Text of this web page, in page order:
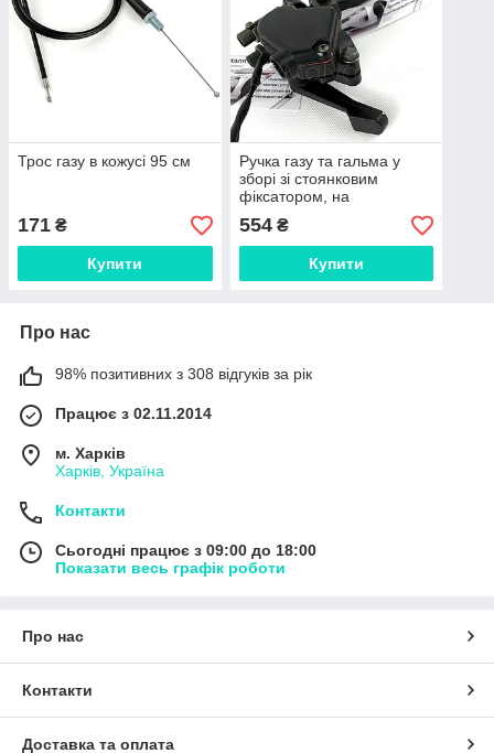
Трос газу в кожусі 95 см
171 ₴
Купити
Ручка газу та гальма у
зборі зі стоянковим
фіксатором, на
квадроцикл 50сс-125сс
554₴
Купити
Про нас
98% позитивних з 308 відгуків за рік
Працює з 02.11.2014
м. Харків
Харків, Україна
Контакти
Сьогодні працює з 09:00 до 18:00
Показати весь графік роботи
Про нас
Контакти
Доставка та оплата